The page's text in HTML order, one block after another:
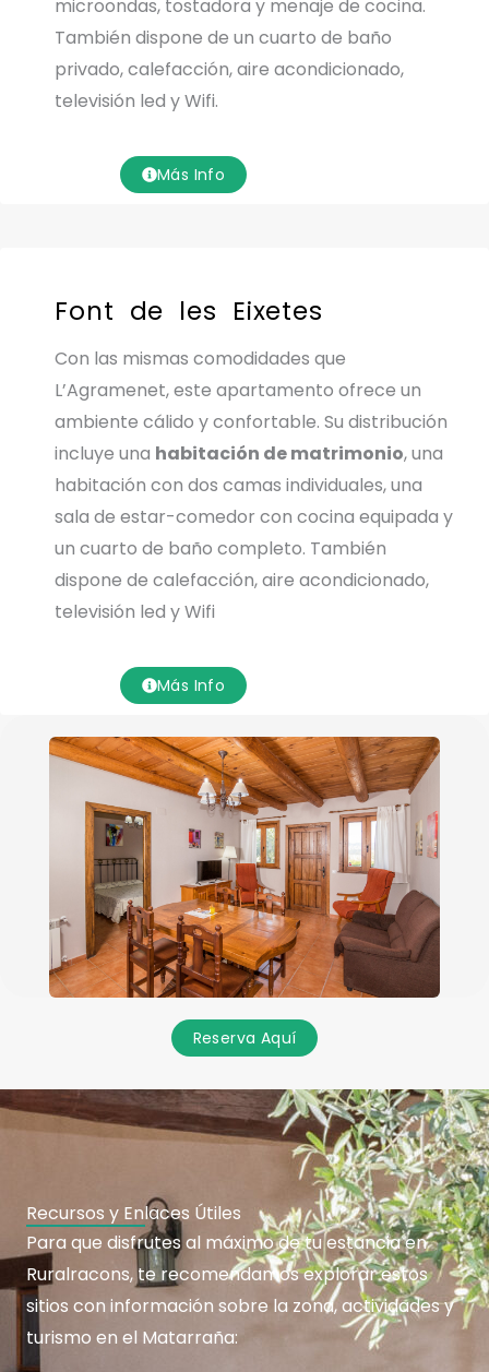
microondas, tostadora y menaje de cocina.
También dispone de un cuarto de baño
privado, calefacción, aire acondicionado,
televisión led y Wifi.
Más Info
Font de les Eixetes
Con las mismas comodidades que
L’Agramenet, este apartamento ofrece un
ambiente cálido y confortable. Su distribución
incluye una habitación de matrimonio, una
habitación con dos camas individuales, una
sala de estar-comedor con cocina equipada y
un cuarto de baño completo. También
dispone de calefacción, aire acondicionado,
televisión led y Wifi
Más Info
Reserva Aquí
Recursos y Enlaces Útiles
Para que disfrutes al máximo de tu estancia en
Ruralracons, te recomendamos explorar estos
sitios con información sobre la zona, actividades y
turismo en el Matarraña: